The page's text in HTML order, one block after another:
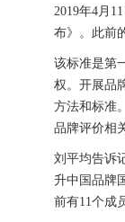
2019年4月
布》。此前
该标准是第
权。开展品
方法和标准
品牌评价相
刘平均告诉
升中国品牌
前有11个成